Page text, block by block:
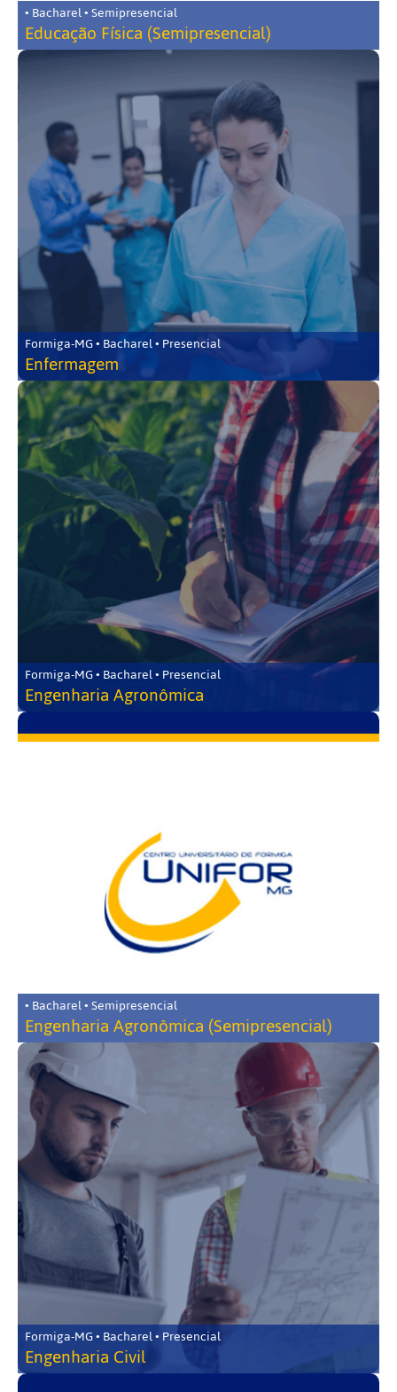
• Bacharel • Semipresencial
Educação Física (Semipresencial)
Formiga-MG • Bacharel • Presencial
Enfermagem
Formiga-MG • Bacharel • Presencial
Engenharia Agronômica
• Bacharel • Semipresencial
Engenharia Agronômica (Semipresencial)
Formiga-MG • Bacharel • Presencial
Engenharia Civil